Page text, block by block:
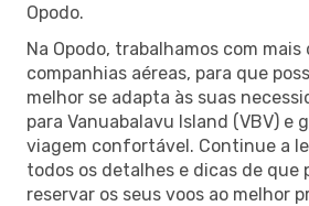
Opodo.
Na Opodo, trabalhamos com mais
companhias aéreas, para que
melhor se adapta às suas
para Vanuabalavu Island (VBV) e
viagem confortável. Continue a
todos os detalhes e dicas de que
reservar os seus voos ao melhor